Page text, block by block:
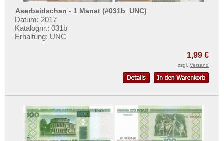
Thailand
Timor
Turkmenistan
Vietnam Süd
Aserbaidschan - 1 Manat (#031b_UNC)
Datum: 2017
Katalognr.: 031b
Erhaltung: UNC
1,99 €
zzgl. Versand